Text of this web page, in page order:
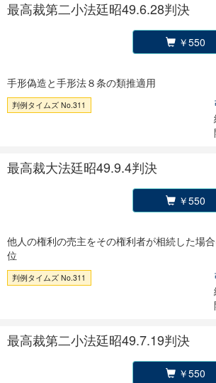
最高裁第二小法廷昭49.6.28判決
￥550
手形偽造と手形法８条の類推適用
判例タイムズ No.311
最高裁大法廷昭49.9.4判決
￥550
他人の権利の売主をその権利者が相続した場
位
判例タイムズ No.311
最高裁第二小法廷昭49.7.19判決
￥550